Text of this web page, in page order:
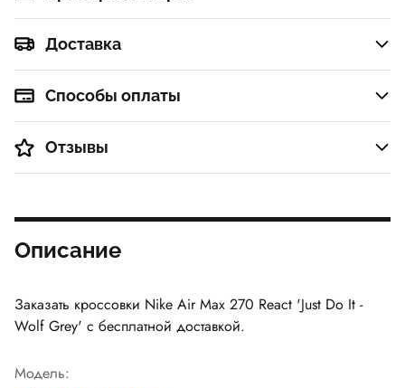
Доставка
Способы оплаты
Отзывы
Описание
Заказать кроссовки Nike Air Max 270 React 'Just Do It -
Wolf Grey' с бесплатной доставкой.
Модель: